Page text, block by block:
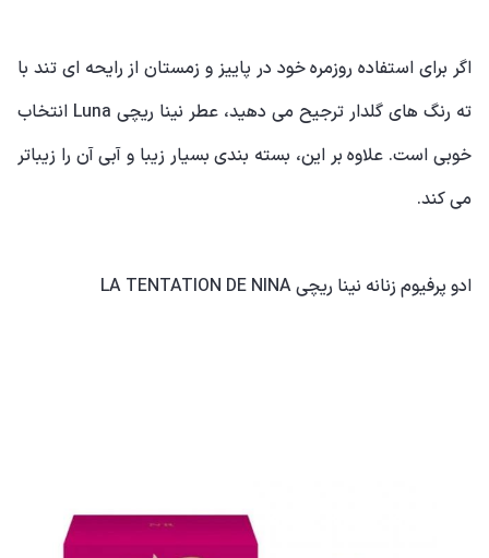
اگر برای استفاده روزمره خود در پاییز و زمستان از رایحه ای تند با
ته رنگ های گلدار ترجیح می دهید، عطر نینا ریچی Luna انتخاب
خوبی است. علاوه بر این، بسته بندی بسیار زیبا و آبی آن را زیباتر
می کند.
ادو پرفیوم زنانه نینا ریچی LA TENTATION DE NINA